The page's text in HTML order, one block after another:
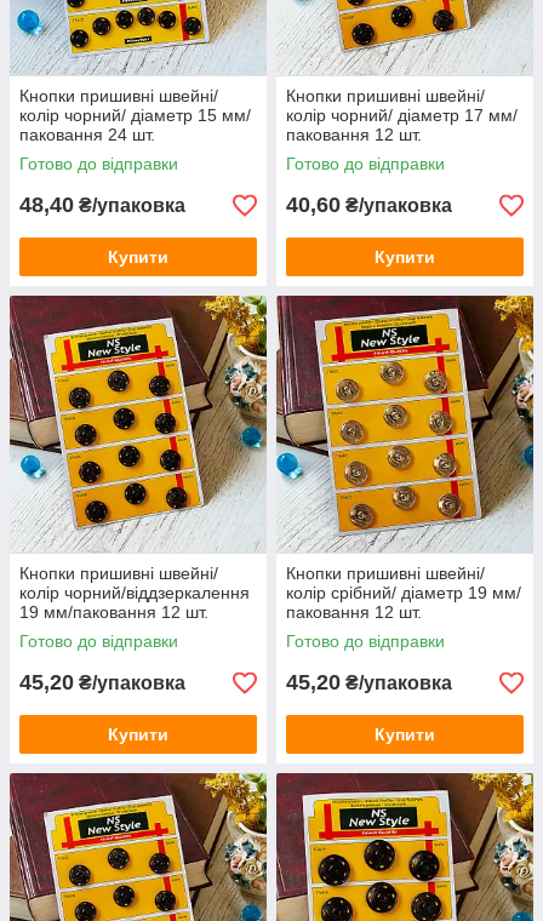
Кнопки пришивні швейні/
колір чорний/ діаметр 15 мм/
паковання 24 шт.
Готово до відправки
48,40 ₴/упаковка
Купити
Кнопки пришивні швейні/
колір чорний/ діаметр 17 мм/
паковання 12 шт.
Готово до відправки
40,60 ₴/упаковка
Купити
Кнопки пришивні швейні/
колір чорний/віддзеркалення
19 мм/паковання 12 шт.
Готово до відправки
45,20 ₴/упаковка
Купити
Кнопки пришивні швейні/
колір срібний/ діаметр 19 мм/
паковання 12 шт.
Готово до відправки
45,20 ₴/упаковка
Купити